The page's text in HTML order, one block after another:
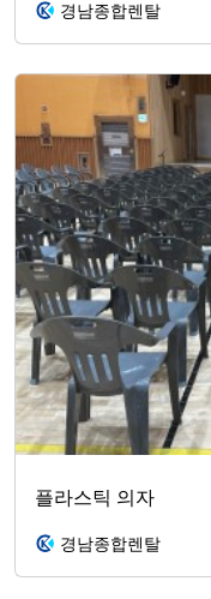
경남종합렌탈
플라스틱 의자
경남종합렌탈